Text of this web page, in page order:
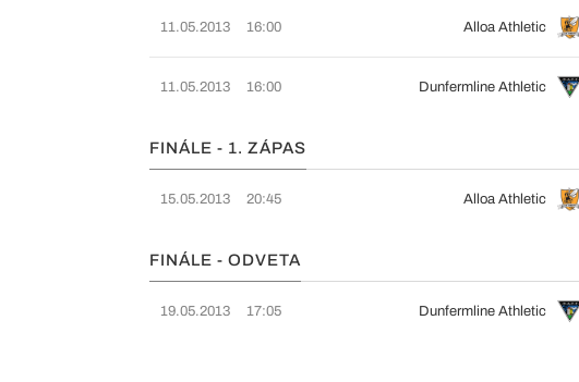
11.05.2013 16:00 Alloa Athletic
11.05.2013 16:00 Dunfermline Athletic
FINÁLE - 1. ZÁPAS
15.05.2013 20:45 Alloa Athletic
FINÁLE - ODVETA
19.05.2013 17:05 Dunfermline Athletic